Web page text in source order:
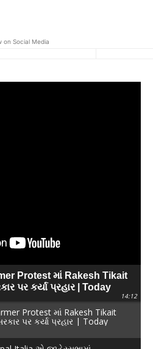
on Social Media
Protest માં Rakesh Tikait
પર કર્યા પ્રહાર | Today
14:12
Protest માં Rakesh Tikait
પર કર્યા પ્રહાર | Today